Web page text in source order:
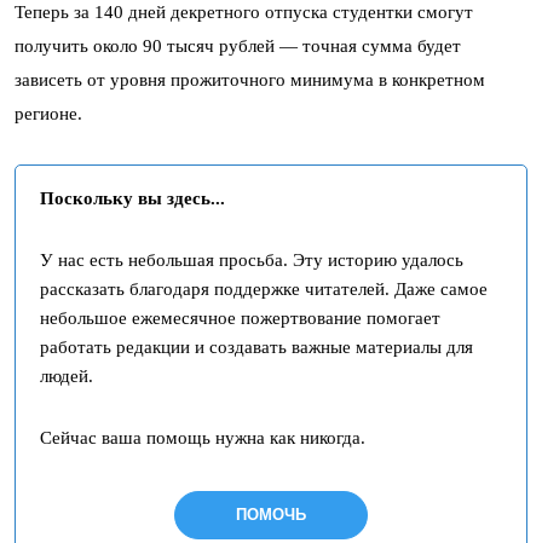
Теперь за 140 дней декретного отпуска студентки смогут
получить около 90 тысяч рублей — точная сумма будет
зависеть от уровня прожиточного минимума в конкретном
регионе.
Поскольку вы здесь...
У нас есть небольшая просьба. Эту историю удалось
рассказать благодаря поддержке читателей. Даже самое
небольшое ежемесячное пожертвование помогает
работать редакции и создавать важные материалы для
людей.
Сейчас ваша помощь нужна как никогда.
ПОМОЧЬ